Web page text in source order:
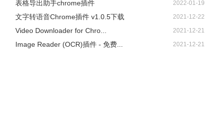
表格导出助手chrome插件 2022-01-19
文字转语音Chrome插件 v1.0.5下载 2021-12-22
Video Downloader for Chro... 2021-12-21
Image Reader (OCR)插件 - 免费... 2021-12-21